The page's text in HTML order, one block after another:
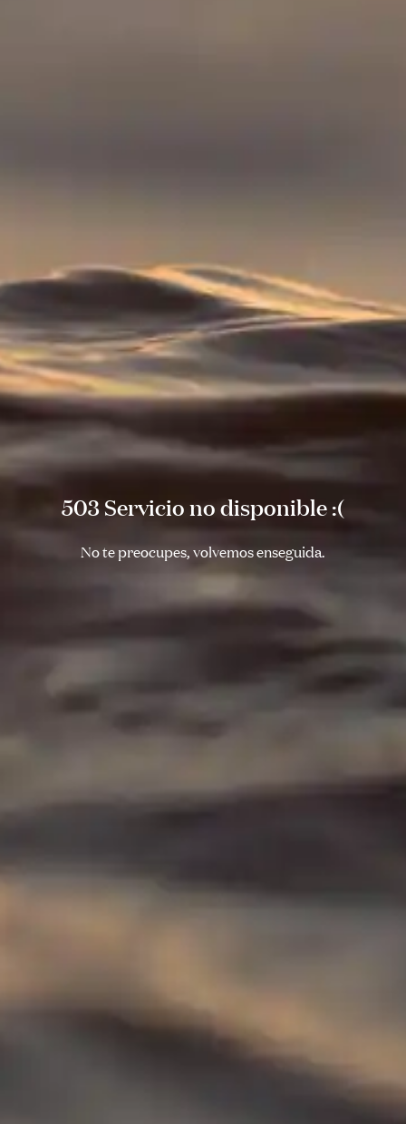
503 Servicio no disponible :(
No te preocupes, volvemos enseguida.